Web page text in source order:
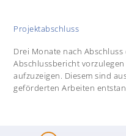
Projektabschluss
Drei Monate nach
Abschlussbericht
aufzuzeigen. Diesem sind
geförderten Arbeiten